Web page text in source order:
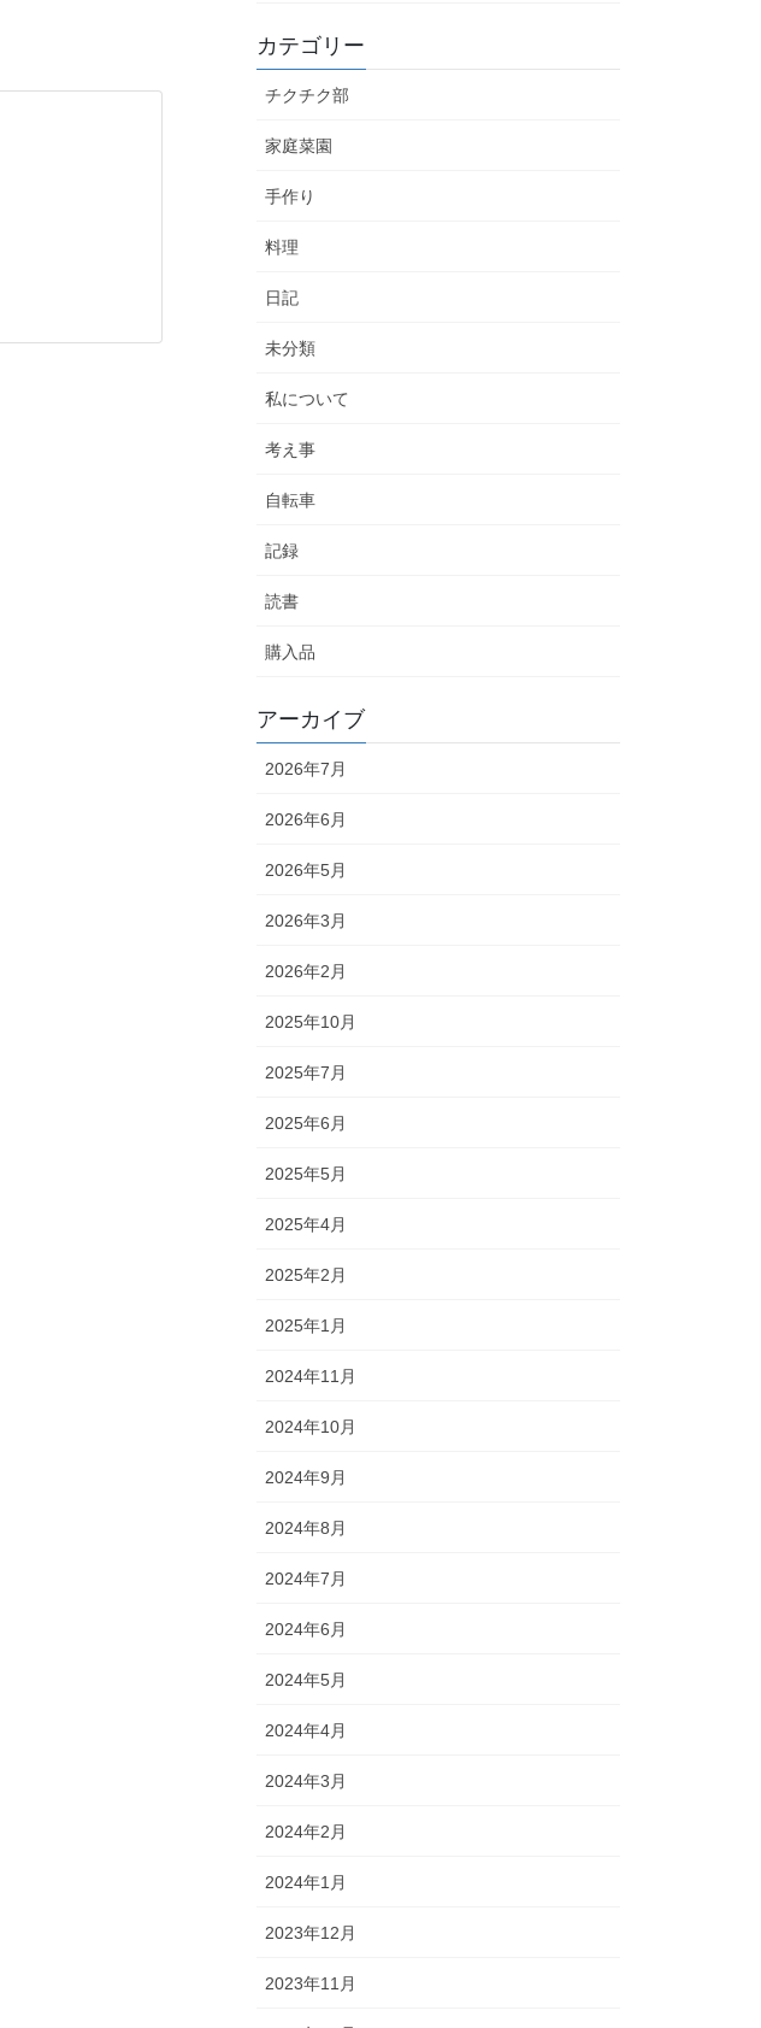
カテゴリー
チクチク部
家庭菜園
手作り
料理
日記
未分類
私について
考え事
自転車
記録
読書
購入品
アーカイブ
2026年7月
2026年6月
2026年5月
2026年3月
2026年2月
2025年10月
2025年7月
2025年6月
2025年5月
2025年4月
2025年2月
2025年1月
2024年11月
2024年10月
2024年9月
2024年8月
2024年7月
2024年6月
2024年5月
2024年4月
2024年3月
2024年2月
2024年1月
2023年12月
2023年11月